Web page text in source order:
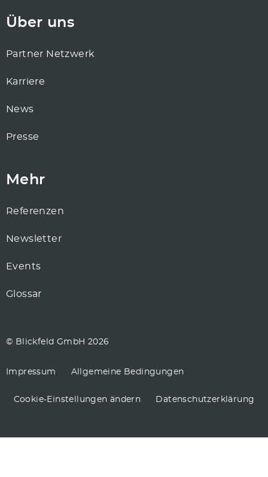
Über uns
Partner Netzwerk
Karriere
News
Presse
Mehr
Referenzen
Newsletter
Events
Glossar
© Blickfeld GmbH 2026
Impressum Allgemeine Bedingungen
Cookie-Einstellungen ändern Datenschutzerklärung